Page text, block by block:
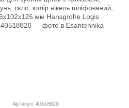
Артикул: 40518820